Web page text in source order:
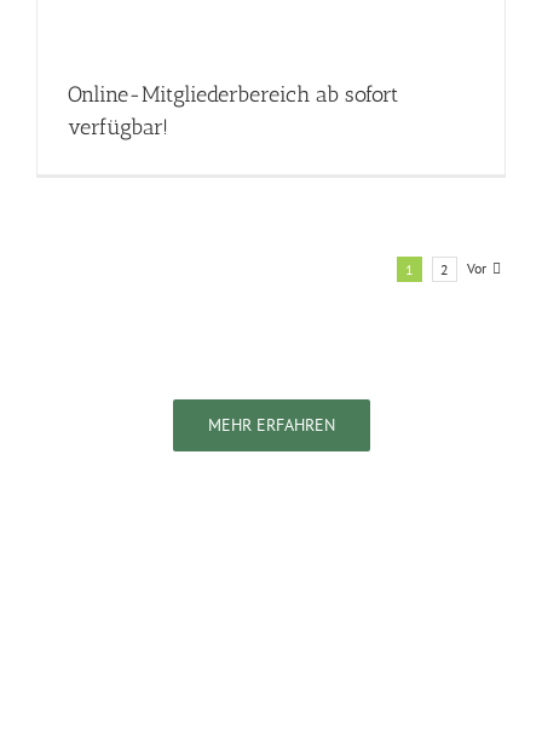
Online-Mitgliederbereich ab sofort
verfügbar!
1 2 Vor
MEHR ERFAHREN